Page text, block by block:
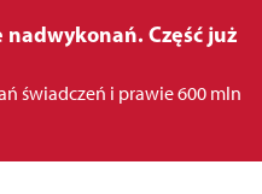
nadwykonań. Część już
świadczeń i prawie 600 mln